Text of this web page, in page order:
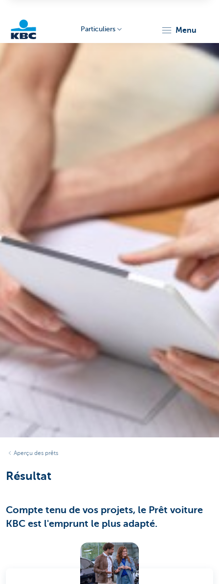
Particuliers menu
Aperçu des prêts
Résultat
Compte tenu de vos projets, le Prêt voiture
KBC est l'emprunt le plus adapté.